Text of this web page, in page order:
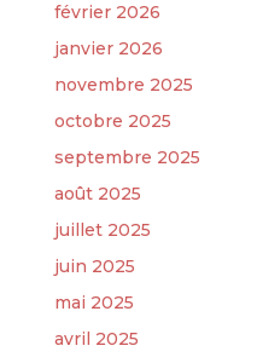
février 2026
janvier 2026
novembre 2025
octobre 2025
septembre 2025
août 2025
juillet 2025
juin 2025
mai 2025
avril 2025